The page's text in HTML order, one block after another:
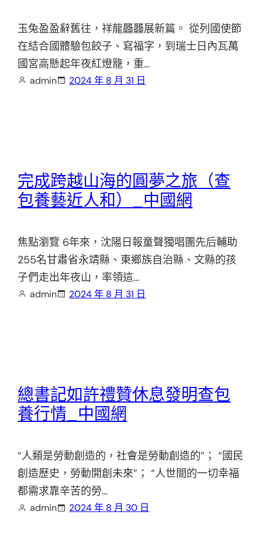
玉兔盈盈辭舊往，祥龍龘龘展新篇。 從列國使節
在結合國體驗包餃子、寫福字，到瑞士日內瓦萬
國宮高懸起年夜紅燈籠，重…
admin 2024 年 8 月 31 日
完成跨越山海的圓夢之旅（查
包養藝近人和）_中國網
焦點瀏覽 6年來，沈陽日報童聲獨唱團先后輔助
255名甘肅省永靖縣、東鄉族自治縣、文縣的孩
子們走出年夜山，率領這…
admin 2024 年 8 月 31 日
總書記如許禮贊休息發明查包
養行情_中國網
“人類是勞動創造的，社會是勞動創造的”； “國民
創造歷史，勞動開創未來”； “人世間的一切幸福
都需求靠辛苦的勞…
admin 2024 年 8 月 30 日